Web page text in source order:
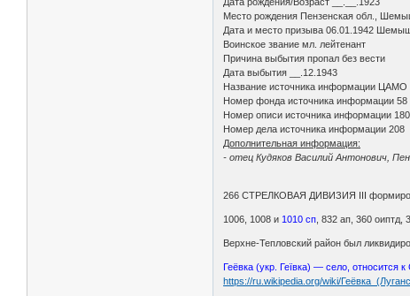
Место рождения Пензенская обл.,
Дата и место призыва 06.01.1942
Воинское звание мл. лейтенант
Причина выбытия пропал без вести
Дата выбытия __.12.1943
Название источника информации ЦАМО
Номер фонда источника информации 58
Номер описи источника информации
Номер дела источника информации 208
Дополнительная информация:
- отец Кудяков Василий Антонович,
266 СТРЕЛКОВАЯ ДИВИЗИЯ III
1006, 1008 и 1010 сп , 832 ап, 360
Верхне-Тепловский район был
Геёвка (укр. Геївка) — село, относится
https://ru.wikipedia.org/wiki/